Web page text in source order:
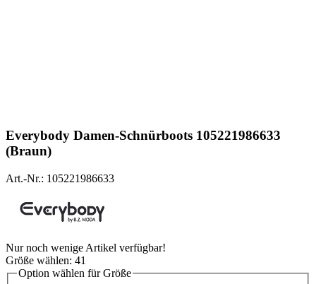
Everybody Damen-Schnürboots 105221986633
(Braun)
Art.-Nr.: 105221986633
Nur noch wenige Artikel verfügbar!
Größe wählen: 41
Option wählen für Größe